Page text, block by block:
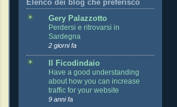
Elenco dei blog che preferisco
Gery Palazzotto
Perdersi e ritrovarsi in
Sardegna
2 giorni fa
Il Ficodindaio
Have a good understanding
about how you can increase
traffic for your website
9 anni fa